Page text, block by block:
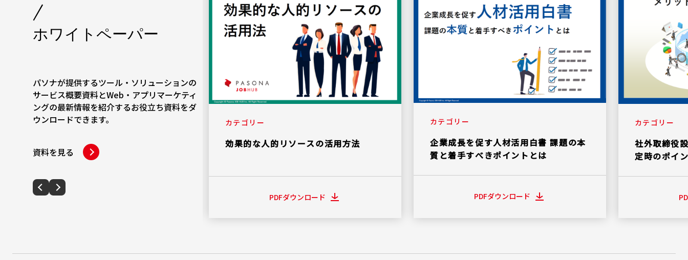
/
ホワイトペーパー
パソナが提供するツール・ソリューションの
サービス概要資料とWeb・アプリマーケティ
ングの最新情報を紹介するお役立ち資料をダ
ウンロードできます。
資料を見る
カテゴリー
社外取締役設置におけるメリットや選
定時のポイント
PDFダウンロード
カテゴリー
効果的な人的リソースの活用方法
PDFダウンロード
カテゴリー
企業成長を促す人材活用白書 課題の本
質と着手すべきポイントとは
PDFダウンロード
カテゴリー
社外取締役
定時のポイ